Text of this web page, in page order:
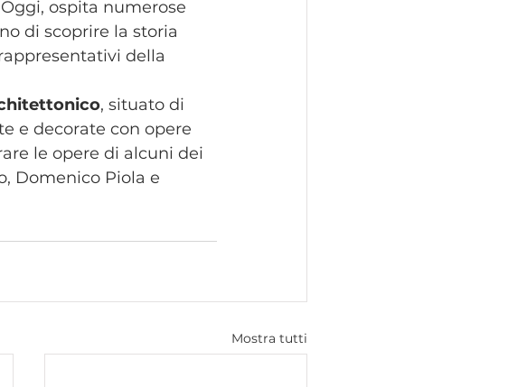
ospita numerose
di scoprire la storia
della
, situato di
e decorate con opere
le opere di alcuni dei
Domenico Piola e
Mostra tutti